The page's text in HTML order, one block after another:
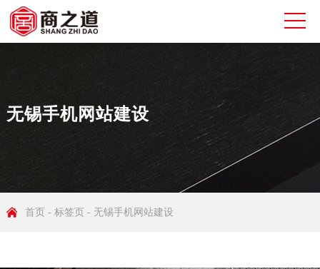
无锡手机网站建设
首页 - 标签页 - 无锡手机网站建设